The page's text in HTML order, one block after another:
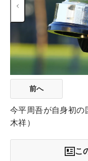
前へ
今平周吾が自身初
木祥）
こ